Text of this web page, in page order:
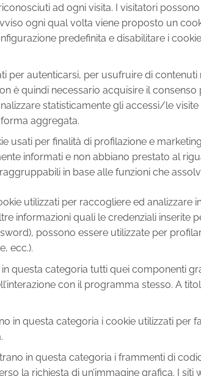
ad ogni visita. I visitatori
ogni qual volta viene proposto un
predefinita e disabilitare i
per autenticarsi, per usufruire di
è quindi necessario acquisire il
statisticamente gli accessi/le
aggregata.
usati per finalità di profilazione e
informati e non abbiano prestato al
in base alle funzioni che
utilizzati per raccogliere ed analizzare
informazioni quali le credenziali inserite
possono essere utilizzate per
ecc.).
questa categoria tutti quei componenti
con il programma stesso. A
in questa categoria i cookie utilizzati per
in questa categoria i frammenti di
la richiesta di un’immagine grafica. I siti